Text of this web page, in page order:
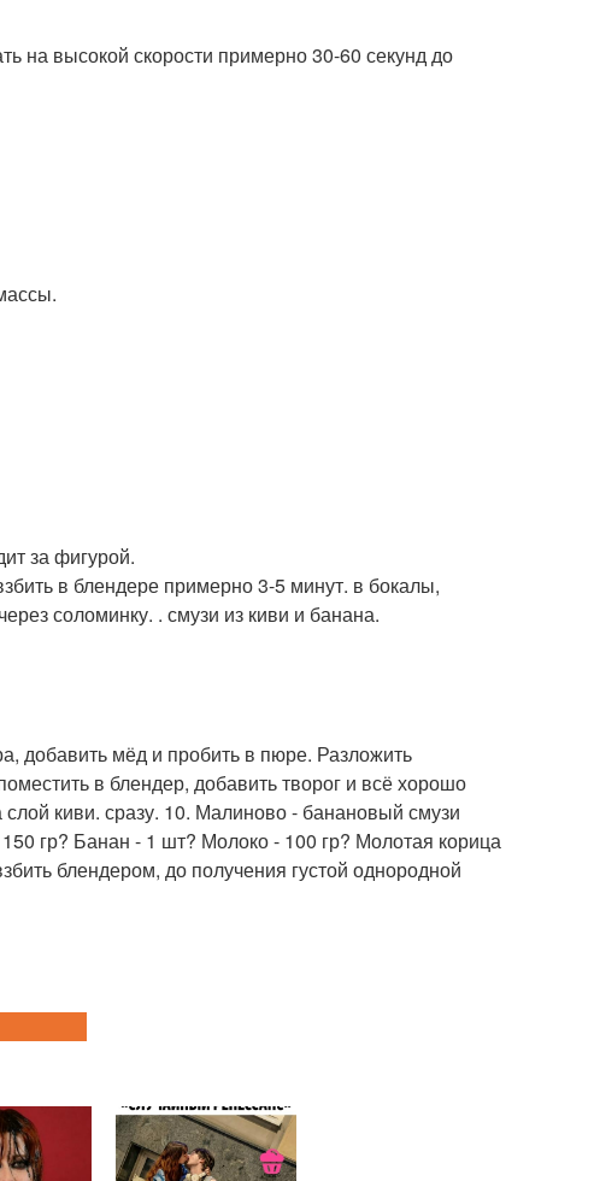
на высокой скорости примерно 30-60 секунд до
за фигурой.
в блендере примерно 3-5 минут. в бокалы,
соломинку. . смузи из киви и банана.
добавить мёд и пробить в пюре. Разложить
в блендер, добавить творог и всё хорошо
киви. сразу. 10. Малиново - банановый смузи
гр? Банан - 1 шт? Молоко - 100 гр? Молотая корица
блендером, до получения густой однородной